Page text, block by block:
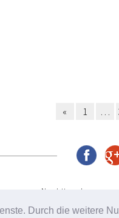
Durch die weitere
« 1 …
Newsletter Impressum